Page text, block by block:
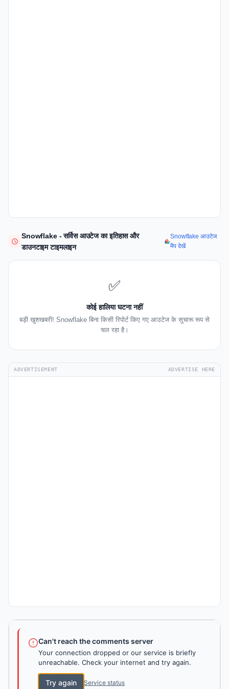
Snowflake - सर्विस आउटेज का इतिहास और
डाउनटाइम टाइमलाइन
Snowflake आउटेज
मैप देखें
✅
कोई हालिया घटना नहीं
बड़ी खुशखबरी! Snowflake बिना किसी रिपोर्ट किए गए आउटेज के सुचारू रूप से
चल रहा है।
ADVERTISEMENT ADVERTISE HERE
Can't reach the comments server
Your connection dropped or our service is briefly
unreachable. Check your internet and try again.
Try again Service status